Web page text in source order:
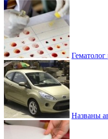
Гематолог
Названы